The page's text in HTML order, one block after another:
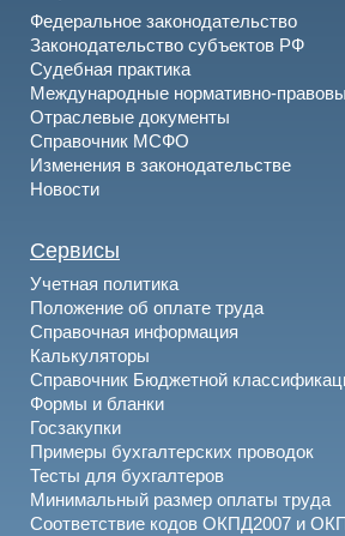
Федеральное законодательство
Законодательство субъектов РФ
Судебная практика
Международные нормативно-
Отраслевые документы
Справочник МСФО
Изменения в законодательстве
Новости
Сервисы
Учетная политика
Положение об оплате труда
Справочная информация
Калькуляторы
Справочник Бюджетной
Формы и бланки
Госзакупки
Примеры бухгалтерских проводок
Тесты для бухгалтеров
Минимальный размер оплаты труда
Соответствие кодов ОКПД2007 и